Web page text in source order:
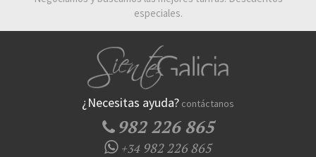
especiales.
¿Necesitas ayuda? contáctanos
982 226 865
+34982 226 865